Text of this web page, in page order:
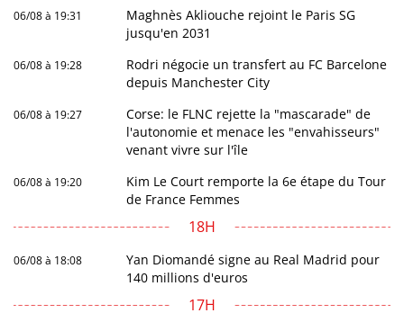
06/08 à 19:31
Maghnès Akliouche rejoint le Paris SG
jusqu'en 2031
06/08 à 19:28
Rodri négocie un transfert au FC Barcelone
depuis Manchester City
06/08 à 19:27
Corse: le FLNC rejette la "mascarade" de
l'autonomie et menace les "envahisseurs"
venant vivre sur l'île
06/08 à 19:20
Kim Le Court remporte la 6e étape du Tour
de France Femmes
18H
06/08 à 18:08
Yan Diomandé signe au Real Madrid pour
140 millions d'euros
17H